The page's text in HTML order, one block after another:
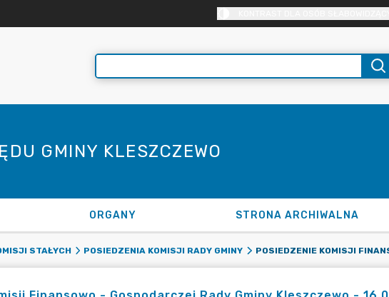
GMINY KLESZCZEWO
ORGANY STRONA ARCHIWALNA
STAŁYCH POSIEDZENIA KOMISJI RADY GMINY